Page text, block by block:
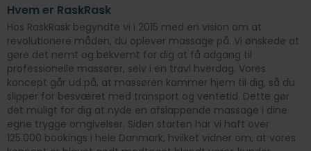
Hvem er RaskRask
Hos RaskRask begyndte vi i 2015 med en vision om at
revolutionere måden, du oplever massage på. Vi ønskede at
gøre det nemt og bekvemt for dig at få adgang til
professionelle massører, selv i en travl hverdag. Vores
koncept går ud på, at massøren kommer hjem til dig, så du
slipper for besværet med transport og ventetid. Dette gør
det muligt for dig at nyde en afslappende massage i dine
egne trygge omgivelser. Siden starten har vi haft over
125.000 bookings i hele Danmark, hvilket vidner om, at vores